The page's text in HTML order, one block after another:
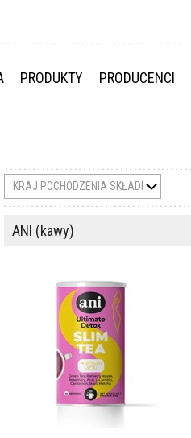
PRODUKTY PRODUCENCI
KRAJ POCHODZENIA SKŁADNIKÓW
ANI (kawy)